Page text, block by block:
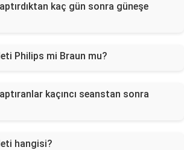
kaç gün sonra güneşe
Philips mi Braun mu?
kaçıncı seanstan sonra
hangisi?